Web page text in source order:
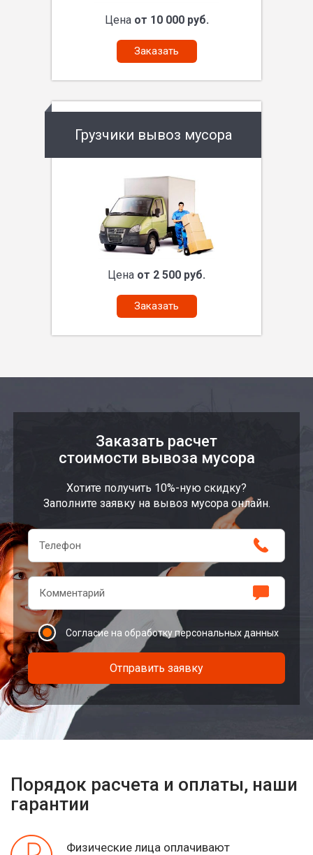
Цена от 10 000 руб.
Заказать
Грузчики вывоз мусора
Цена от 2 500 руб.
Заказать
Заказать расчет
стоимости вывоза мусора
Хотите получить 10%-ную скидку?
Заполните заявку на вывоз мусора онлайн.
Согласие на обработку персональных данных
Отправить заявку
Порядок расчета и оплаты, наши
гарантии
Физические лица оплачивают